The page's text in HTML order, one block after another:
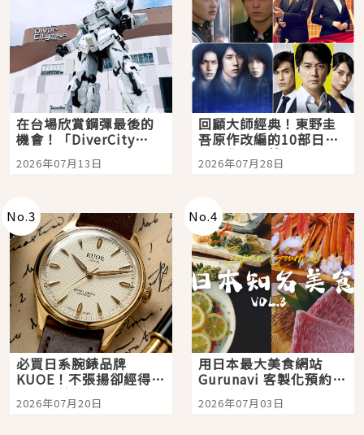
在台場欣賞鋼彈最後的
機會！「DiverCity
Tokyo Plaza」搭船、
購物、美食及夜景，一
2026年07月13日
回顧大師經典！東野圭
吾原作改編的10部日本
影視作品推薦
2026年07月28日
No.3
必買日系腕錶品牌
KUOE！不張揚卻經得起
時間洗鍊的經典之作五
選
2026年07月20日
No.4
用日本最大美食網站
Gurunavi 客製化預約九
大都市餐廳，打造專屬
美食體驗！
2026年07月03日